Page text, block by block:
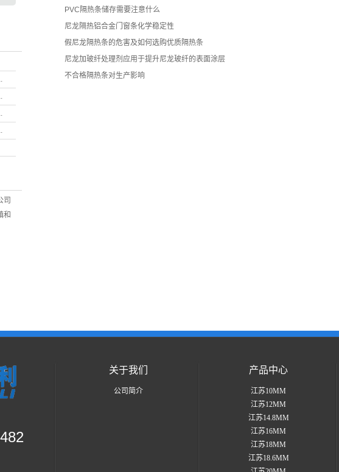
司
和
PVC隔热条储存需要注意什么
尼龙隔热铝合金门窗条化学稳定性
假尼龙隔热条的危害及如何选购优质隔热条
尼龙加玻纤处理剂应用于提升尼龙玻纤的表面涂层
不合格隔热条对生产影响
关于我们
公司简介
产品中心
江苏10MM
江苏12MM
江苏14.8MM
江苏16MM
江苏18MM
江苏18.6MM